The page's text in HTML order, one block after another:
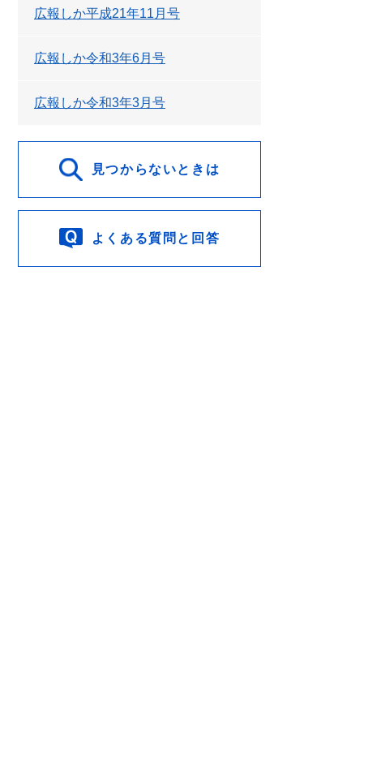
広報しか平成21年11月号
広報しか令和3年6月号
広報しか令和3年3月号
見つからないときは
よくある質問と回答